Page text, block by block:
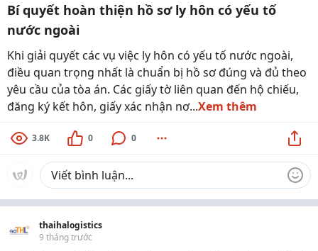
Bí quyết hoàn thiện hồ sơ ly hôn có yếu tố
nước ngoài
Khi giải quyết các vụ việc ly hôn có yếu tố nước ngoài,
điều quan trọng nhất là chuẩn bị hồ sơ đúng và đủ theo
yêu cầu của tòa án. Các giấy tờ liên quan đến hộ chiếu,
đăng ký kết hôn, giấy xác nhận nơ...Xem thêm
3.8K 0 0
thaihalogistics
9 tháng trước